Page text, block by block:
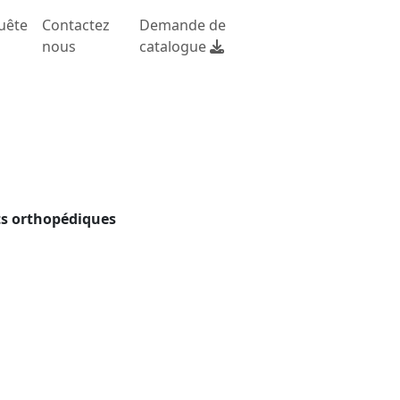
Contactez
nous
Demande de
catalogue
orthopédiques